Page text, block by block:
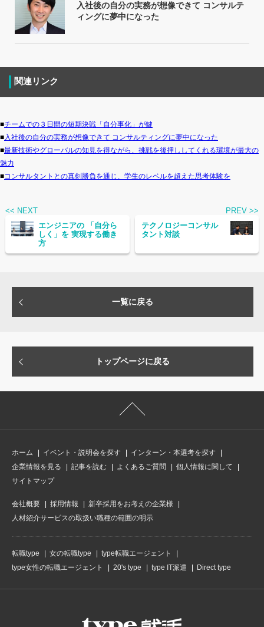
入社後の自分の実務が想像できて コンサルテ
ィングに夢中になった
関連リンク
■チームでの３日間の短期決戦「自分事化」が鍵
■入社後の自分の実務が想像できて コンサルティングに夢中になった
■最新技術やグローバルの知見を得ながら、挑戦を後押ししてくれる環境が最大の
魅力
■コンサルタントとの真剣勝負を通じ、学生のレベルを超えた思考体験を
<< NEXT
エンジニアの 「自分ら
しく」を 実現する働き
方
PREV >>
テクノロジーコンサル
タント対談
一覧に戻る
トップページに戻る
ホーム イベント・説明会を探す
インターン・本選考を探す
企業情報を見る
記事を読む よくあるご質問
個人情報に関して
サイトマップ
会社概要 採用情報
新卒採用をお考えの企業様
人材紹介サービスの取扱い職種の範囲の明示
転職type 女の転職type
type転職エージェント
type女性の転職エージェント
20's type type IT派遣 Direct type